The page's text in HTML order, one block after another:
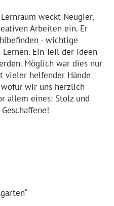
weckt Neugier,
Arbeiten ein. Er
- wichtige
Ein Teil der Ideen
Möglich war dies nur
vieler helfender Hände
wir uns herzlich
allem eines: Stolz und